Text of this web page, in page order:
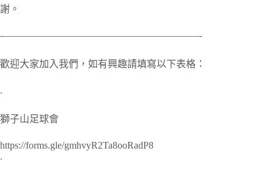
謝。
‐————————————————————-
歡迎大家加入我們，如有興趣請填寫以下表格：
.
獅子山足球會
https://forms.gle/gmhvyR2Ta8ooRadP8
.